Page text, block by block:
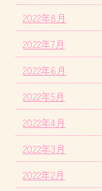
2022年8月
2022年7月
2022年6月
2022年5月
2022年4月
2022年3月
2022年2月